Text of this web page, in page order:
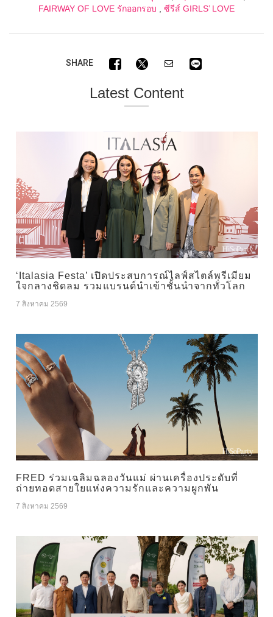
FAIRWAY OF LOVE รักออกรอบ
ซีรีส์ GIRLS’ LOVE
SHARE
Latest Content
‘Italasia Festa’ เปิดประสบการณ์ไลฟ์สไตล์พรีเมียม
ใจกลางชิดลม รวมแบรนด์นำเข้าชั้นนำจากทั่วโลก
7 สิงหาคม 2569
FRED ร่วมเฉลิมฉลองวันแม่ ผ่านเครื่องประดับที่
ถ่ายทอดสายใยแห่งความรักและความผูกพัน
7 สิงหาคม 2569